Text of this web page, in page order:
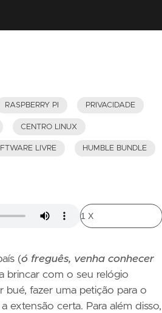
RASPBERRY PI PRIVACIDADE
CENTRO LINUX
LIVRE HUMBLE BUNDLE
(ó freguês, venha conhecer
brincar com o seu relógio
fazer uma petição para o
extensão certa. Para além disso,